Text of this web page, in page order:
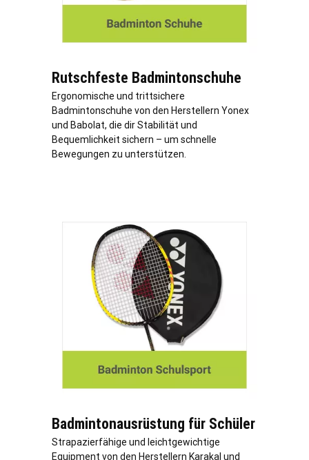
Rutschfeste Badmintonschuhe
Ergonomische und trittsichere
Badmintonschuhe von den Herstellern Yonex
und Babolat, die dir Stabilität und
Bequemlichkeit sichern – um schnelle
Bewegungen zu unterstützen.
Badmintonausrüstung für Schüler
Strapazierfähige und leichtgewichtige
Equipment von den Herstellern Karakal und